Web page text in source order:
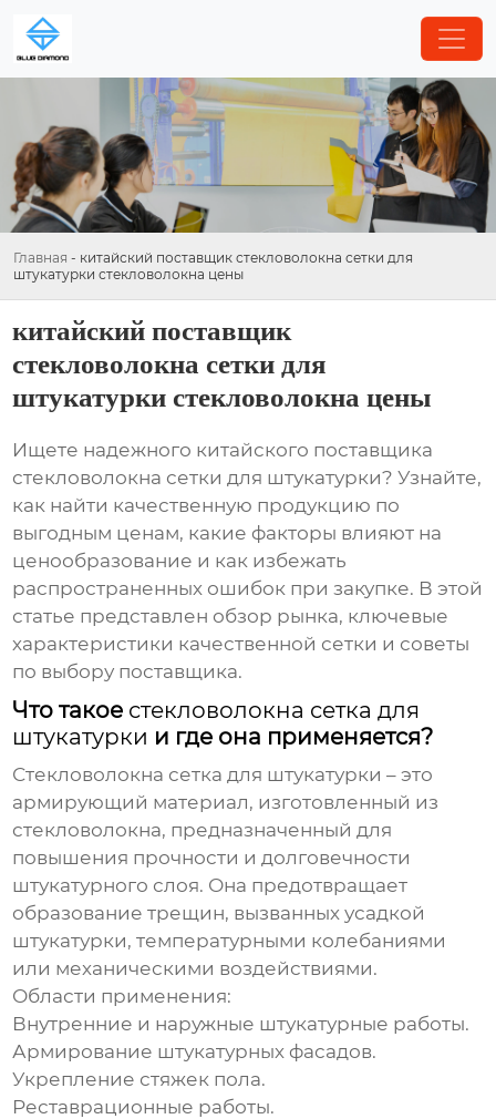
Главная - китайский поставщик стекловолокна сетки для
штукатурки стекловолокна цены
китайский поставщик
стекловолокна сетки для
штукатурки стекловолокна цены
Ищете надежного китайского поставщика
стекловолокна сетки для штукатурки? Узнайте,
как найти качественную продукцию по
выгодным ценам, какие факторы влияют на
ценообразование и как избежать
распространенных ошибок при закупке. В этой
статье представлен обзор рынка, ключевые
характеристики качественной сетки и советы
по выбору поставщика.
Что такое стекловолокна сетка для
штукатурки и где она применяется?
Стекловолокна сетка для штукатурки – это
армирующий материал, изготовленный из
стекловолокна, предназначенный для
повышения прочности и долговечности
штукатурного слоя. Она предотвращает
образование трещин, вызванных усадкой
штукатурки, температурными колебаниями
или механическими воздействиями.
Области применения:
Внутренние и наружные штукатурные работы.
Армирование штукатурных фасадов.
Укрепление стяжек пола.
Реставрационные работы.